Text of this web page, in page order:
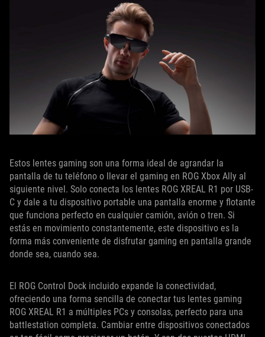
Estos lentes gaming son una forma ideal de agrandar la
pantalla de tu teléfono o llevar el gaming en ROG Xbox Ally al
siguiente nivel. Solo conecta los lentes ROG XREAL R1 por USB-
C y dale a tu dispositivo portable una pantalla enorme y flotante
que funciona perfecto en cualquier camión, avión o tren. Si
estás en movimiento constantemente, este dispositivo es la
forma más conveniente de disfrutar gaming en pantalla grande
donde sea, cuando sea.
El ROG Control Dock incluido expande la conectividad,
ofreciendo una forma sencilla de conectar tus lentes gaming
ROG XREAL R1 a múltiples PCs y consolas, perfecto para una
battlestation completa. Cambiar entre dispositivos conectados